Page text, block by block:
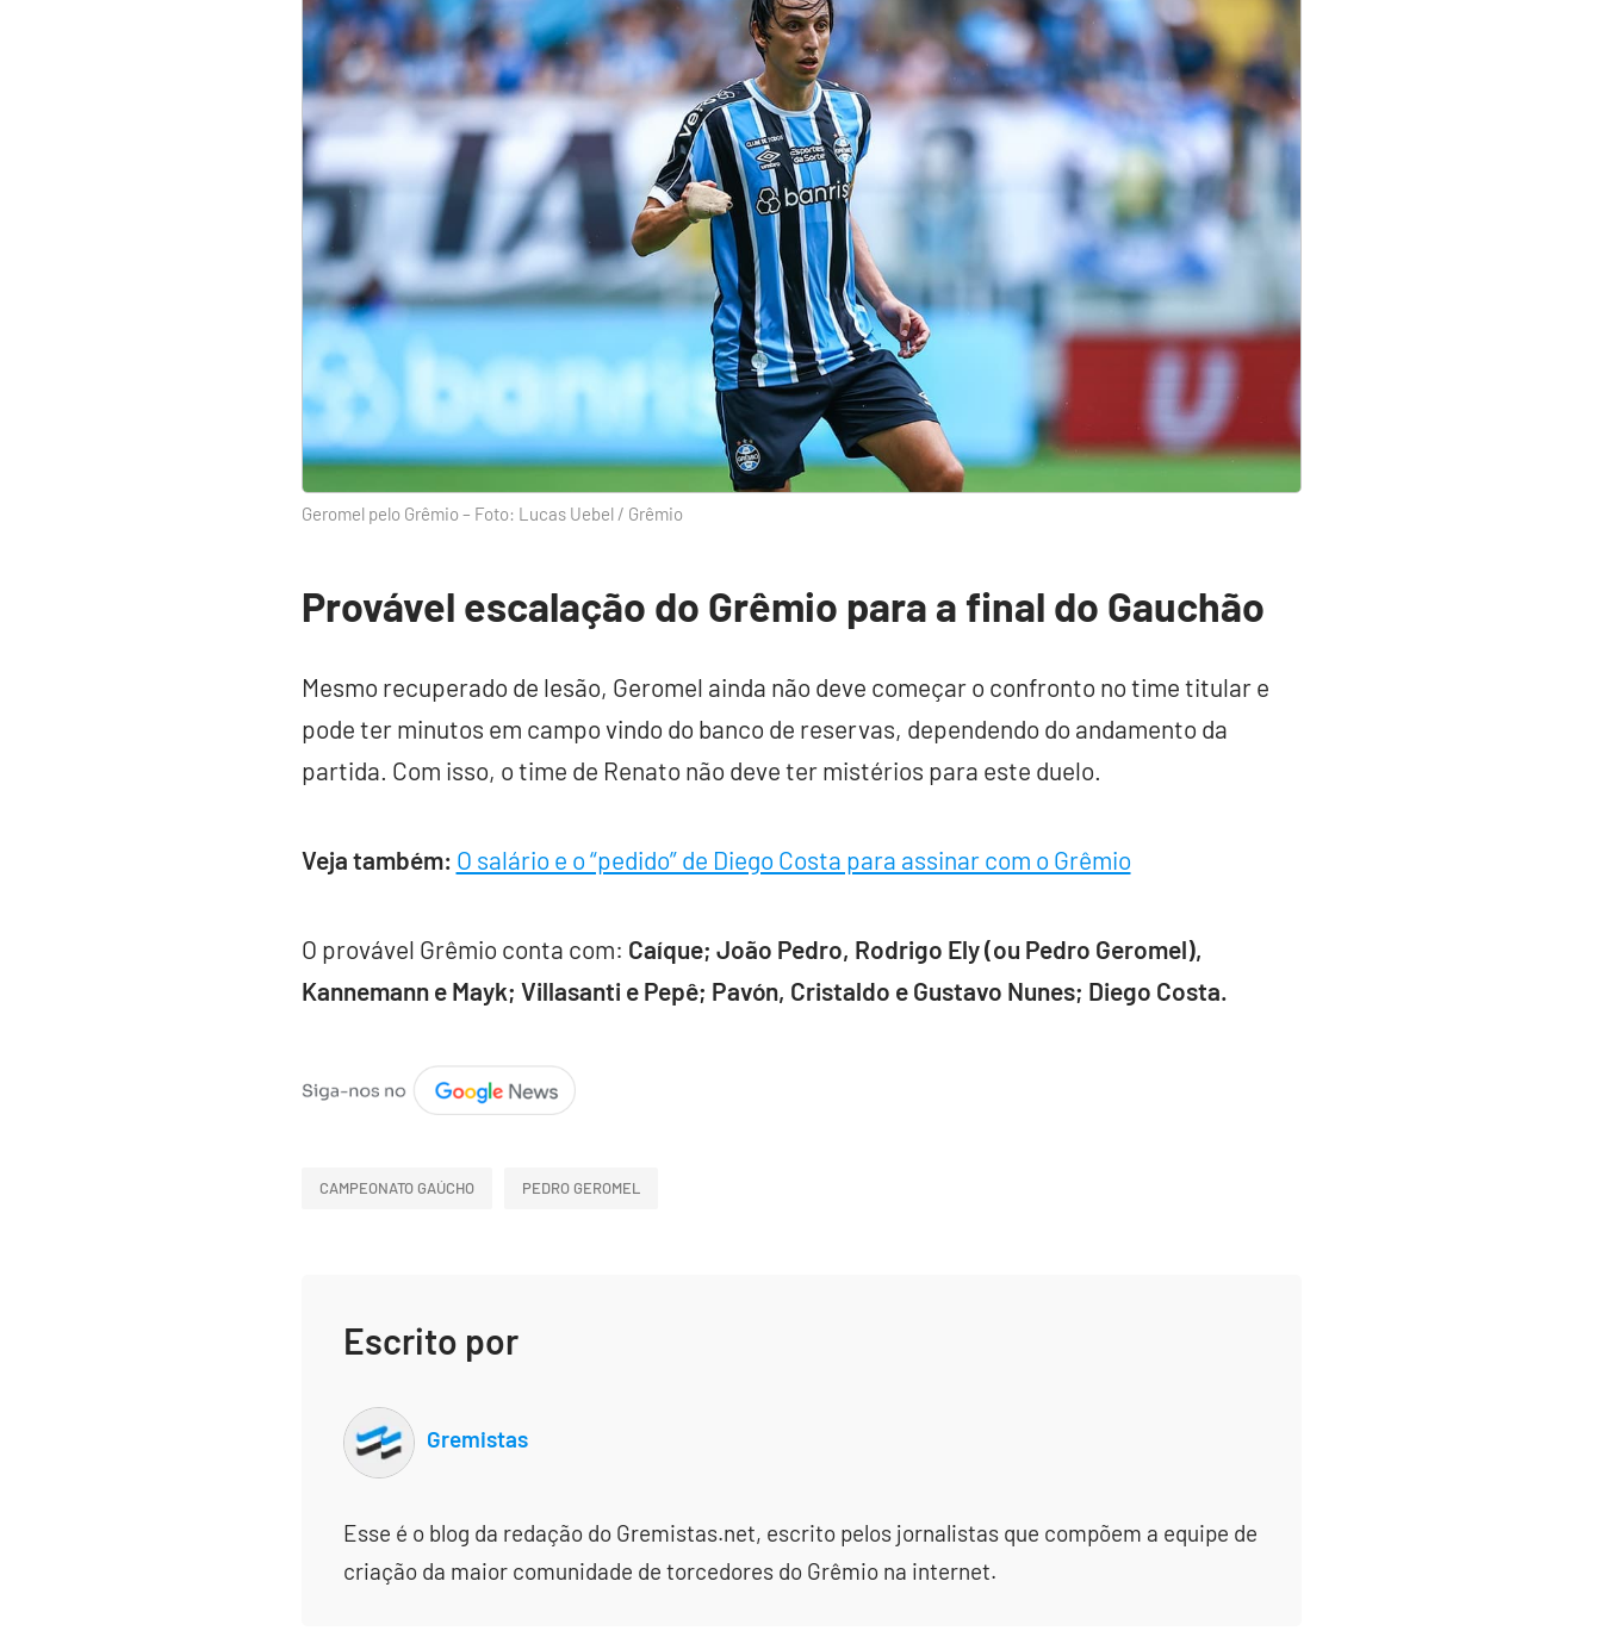
Geromel pelo Grêmio – Foto: Lucas Uebel / Grêmio
Provável escalação do Grêmio para a final do Gauchão
Mesmo recuperado de lesão, Geromel ainda não deve começar o confronto no time titular e
pode ter minutos em campo vindo do banco de reservas, dependendo do andamento da
partida. Com isso, o time de Renato não deve ter mistérios para este duelo.
Veja também: O salário e o “pedido” de Diego Costa para assinar com o Grêmio
O provável Grêmio conta com: Caíque; João Pedro, Rodrigo Ely (ou Pedro Geromel),
Kannemann e Mayk; Villasanti e Pepê; Pavón, Cristaldo e Gustavo Nunes; Diego Costa.
CAMPEONATO GAÚCHO PEDRO GEROMEL
Escrito por
Gremistas
Esse é o blog da redação do Gremistas.net, escrito pelos jornalistas que compõem a equipe de
criação da maior comunidade de torcedores do Grêmio na internet.